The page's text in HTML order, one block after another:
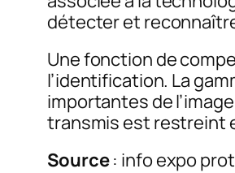
détecter et
Une fonction de
l’identification. La
importantes de
transmis est restreint
Source: info expo